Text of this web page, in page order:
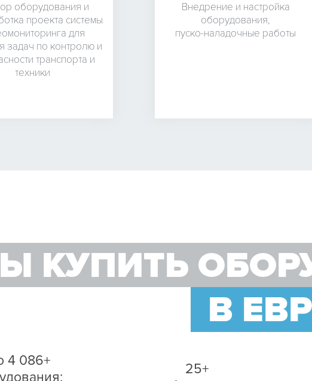
оборудования и
проекта системы
для
задач по контролю и
транспорта и
техники
Внедрение и настройка
оборудования,
пуско-наладочные работы
КУПИТЬ
В
4 086+
25+